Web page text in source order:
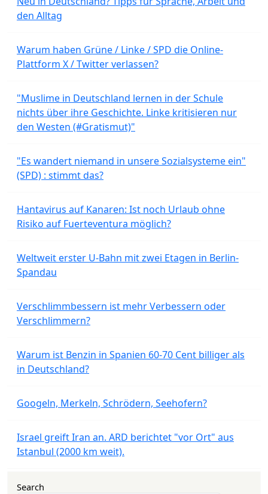
den Alltag
Warum haben Grüne / Linke / SPD die Online-
Plattform X / Twitter verlassen?
"Muslime in Deutschland lernen in der Schule
nichts über ihre Geschichte. Linke kritisieren nur
den Westen (#Gratismut)"
"Es wandert niemand in unsere Sozialsysteme ein"
(SPD) : stimmt das?
Hantavirus auf Kanaren: Ist noch Urlaub ohne
Risiko auf Fuerteventura möglich?
Weltweit erster U-Bahn mit zwei Etagen in Berlin-
Spandau
Verschlimmbessern ist mehr Verbessern oder
Verschlimmern?
Warum ist Benzin in Spanien 60-70 Cent billiger als
in Deutschland?
Googeln, Merkeln, Schrödern, Seehofern?
Israel greift Iran an. ARD berichtet "vor Ort" aus
Istanbul (2000 km weit).
Search